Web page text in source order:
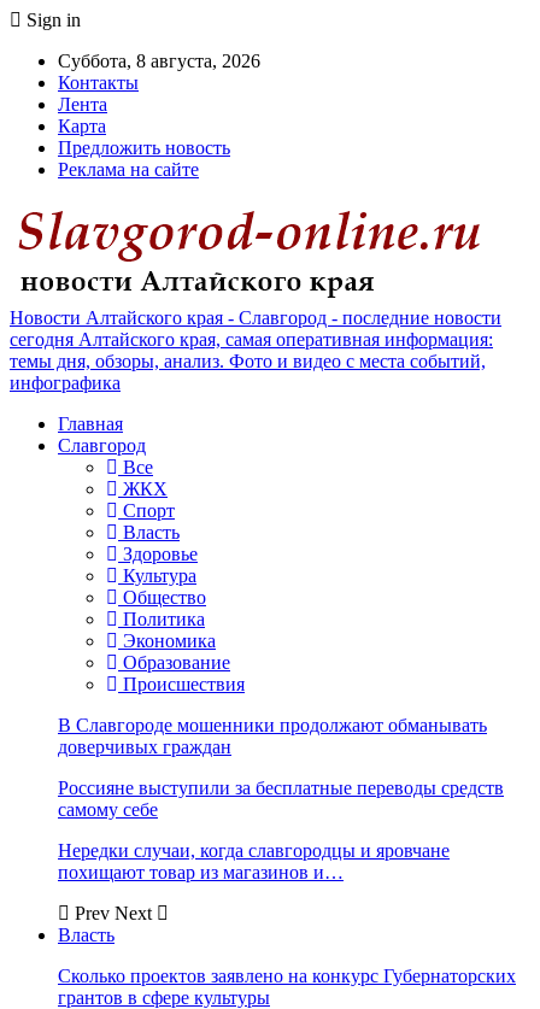
Sign in
Суббота, 8 августа, 2026
Контакты
Лента
Карта
Предложить новость
Реклама на сайте
Новости Алтайского края - Славгород - последние новости
сегодня Алтайского края, самая оперативная информация:
темы дня, обзоры, анализ. Фото и видео с места событий,
инфографика
Главная
Славгород
Все
ЖКХ
Спорт
Власть
Здоровье
Культура
Общество
Политика
Экономика
Образование
Происшествия
В Славгороде мошенники продолжают обманывать
доверчивых граждан
Россияне выступили за бесплатные переводы средств
самому себе
Нередки случаи, когда славгородцы и яровчане
похищают товар из магазинов и…
Prev Next
Власть
Сколько проектов заявлено на конкурс Губернаторских
грантов в сфере культуры